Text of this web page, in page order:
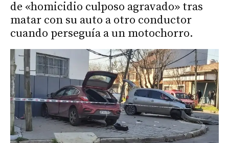
de «homicidio culposo agravado» tras
matar con su auto a otro conductor
cuando perseguía a un motochorro.